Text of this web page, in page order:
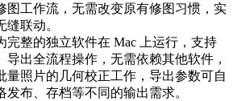
图工作流，无需改变原有修图习惯，实
联动。
完整的独立软件在 Mac 上运行，支持
导出全流程操作，无需依赖其他软件，
量照片的几何校正工作，导出参数可自
布、存档等不同的输出需求。